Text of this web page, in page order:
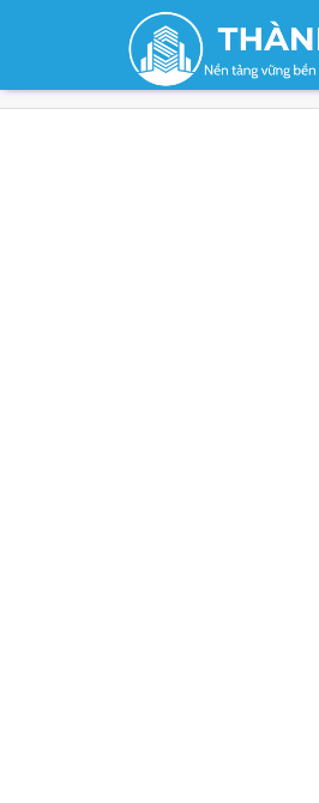
Trang chủ / Sản phẩm